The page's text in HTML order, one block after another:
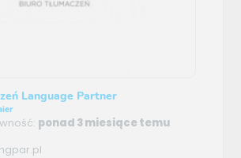
Language Partner
ponad 3 miesiące temu